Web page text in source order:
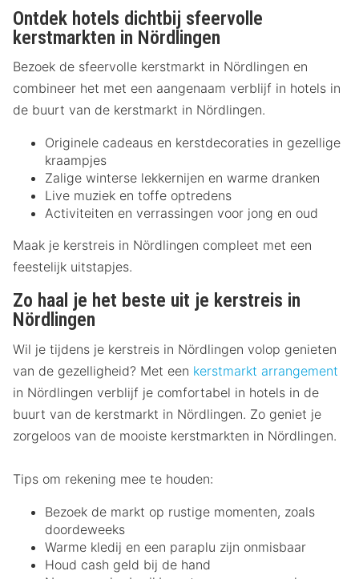
Ontdek hotels dichtbij sfeervolle
kerstmarkten in Nördlingen
Bezoek de sfeervolle kerstmarkt in Nördlingen en
combineer het met een aangenaam verblijf in hotels in
de buurt van de kerstmarkt in Nördlingen.
Originele cadeaus en kerstdecoraties in gezellige
kraampjes
Zalige winterse lekkernijen en warme dranken
Live muziek en toffe optredens
Activiteiten en verrassingen voor jong en oud
Maak je kerstreis in Nördlingen compleet met een
feestelijk uitstapjes.
Zo haal je het beste uit je kerstreis in
Nördlingen
Wil je tijdens je kerstreis in Nördlingen volop genieten
van de gezelligheid? Met een kerstmarkt arrangement
in Nördlingen verblijf je comfortabel in hotels in de
buurt van de kerstmarkt in Nördlingen. Zo geniet je
zorgeloos van de mooiste kerstmarkten in Nördlingen.
Tips om rekening mee te houden:
Bezoek de markt op rustige momenten, zoals
doordeweeks
Warme kledij en een paraplu zijn onmisbaar
Houd cash geld bij de hand